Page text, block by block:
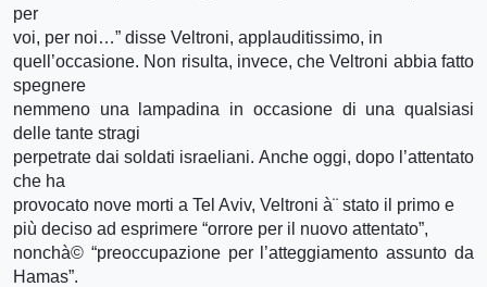
per
voi, per noi…” disse Veltroni, applauditissimo, in
quell’occasione. Non risulta, invece, che Veltroni abbia fatto
spegnere
nemmeno una lampadina in occasione di una qualsiasi
delle tante stragi
perpetrate dai soldati israeliani. Anche oggi, dopo l’attentato
che ha
provocato nove morti a Tel Aviv, Veltroni à¨ stato il primo e
più deciso ad esprimere “orrore per il nuovo attentato”,
nonchà© “preoccupazione per l’atteggiamento assunto da
Hamas”.